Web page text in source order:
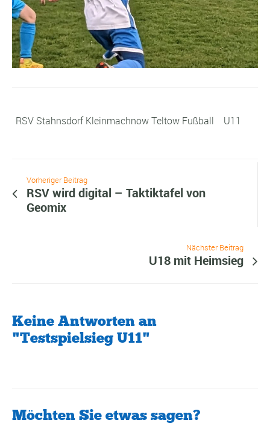
RSV Stahnsdorf Kleinmachnow Teltow Fußball U11
Vorheriger Beitrag
RSV wird digital – Taktiktafel von
Geomix
Nächster Beitrag
U18 mit Heimsieg
Keine Antworten an
"Testspielsieg U11"
Möchten Sie etwas sagen?